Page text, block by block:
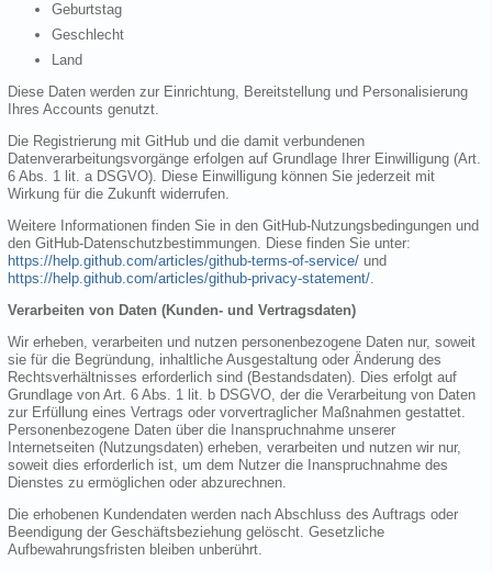
Geburtstag
Geschlecht
Land
Diese Daten werden zur Einrichtung, Bereitstellung und Personalisierung
Ihres Accounts genutzt.
Die Registrierung mit GitHub und die damit verbundenen
Datenverarbeitungsvorgänge erfolgen auf Grundlage Ihrer Einwilligung (Art.
6 Abs. 1 lit. a DSGVO). Diese Einwilligung können Sie jederzeit mit
Wirkung für die Zukunft widerrufen.
Weitere Informationen finden Sie in den GitHub-Nutzungsbedingungen und
den GitHub-Datenschutzbestimmungen. Diese finden Sie unter:
https://help.github.com/articles/github-terms-of-service/ und
https://help.github.com/articles/github-privacy-statement/.
Verarbeiten von Daten (Kunden- und Vertragsdaten)
Wir erheben, verarbeiten und nutzen personenbezogene Daten nur, soweit
sie für die Begründung, inhaltliche Ausgestaltung oder Änderung des
Rechtsverhältnisses erforderlich sind (Bestandsdaten). Dies erfolgt auf
Grundlage von Art. 6 Abs. 1 lit. b DSGVO, der die Verarbeitung von Daten
zur Erfüllung eines Vertrags oder vorvertraglicher Maßnahmen gestattet.
Personenbezogene Daten über die Inanspruchnahme unserer
Internetseiten (Nutzungsdaten) erheben, verarbeiten und nutzen wir nur,
soweit dies erforderlich ist, um dem Nutzer die Inanspruchnahme des
Dienstes zu ermöglichen oder abzurechnen.
Die erhobenen Kundendaten werden nach Abschluss des Auftrags oder
Beendigung der Geschäftsbeziehung gelöscht. Gesetzliche
Aufbewahrungsfristen bleiben unberührt.